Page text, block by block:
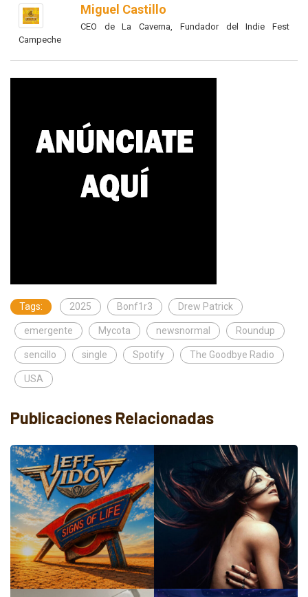
Miguel Castillo
CEO de La Caverna, Fundador del Indie Fest
Campeche
Tags: 2025 Bonf1r3 Drew Patrick
emergente Mycota newsnormal Roundup
sencillo single Spotify The Goodbye Radio
USA
Publicaciones Relacionadas